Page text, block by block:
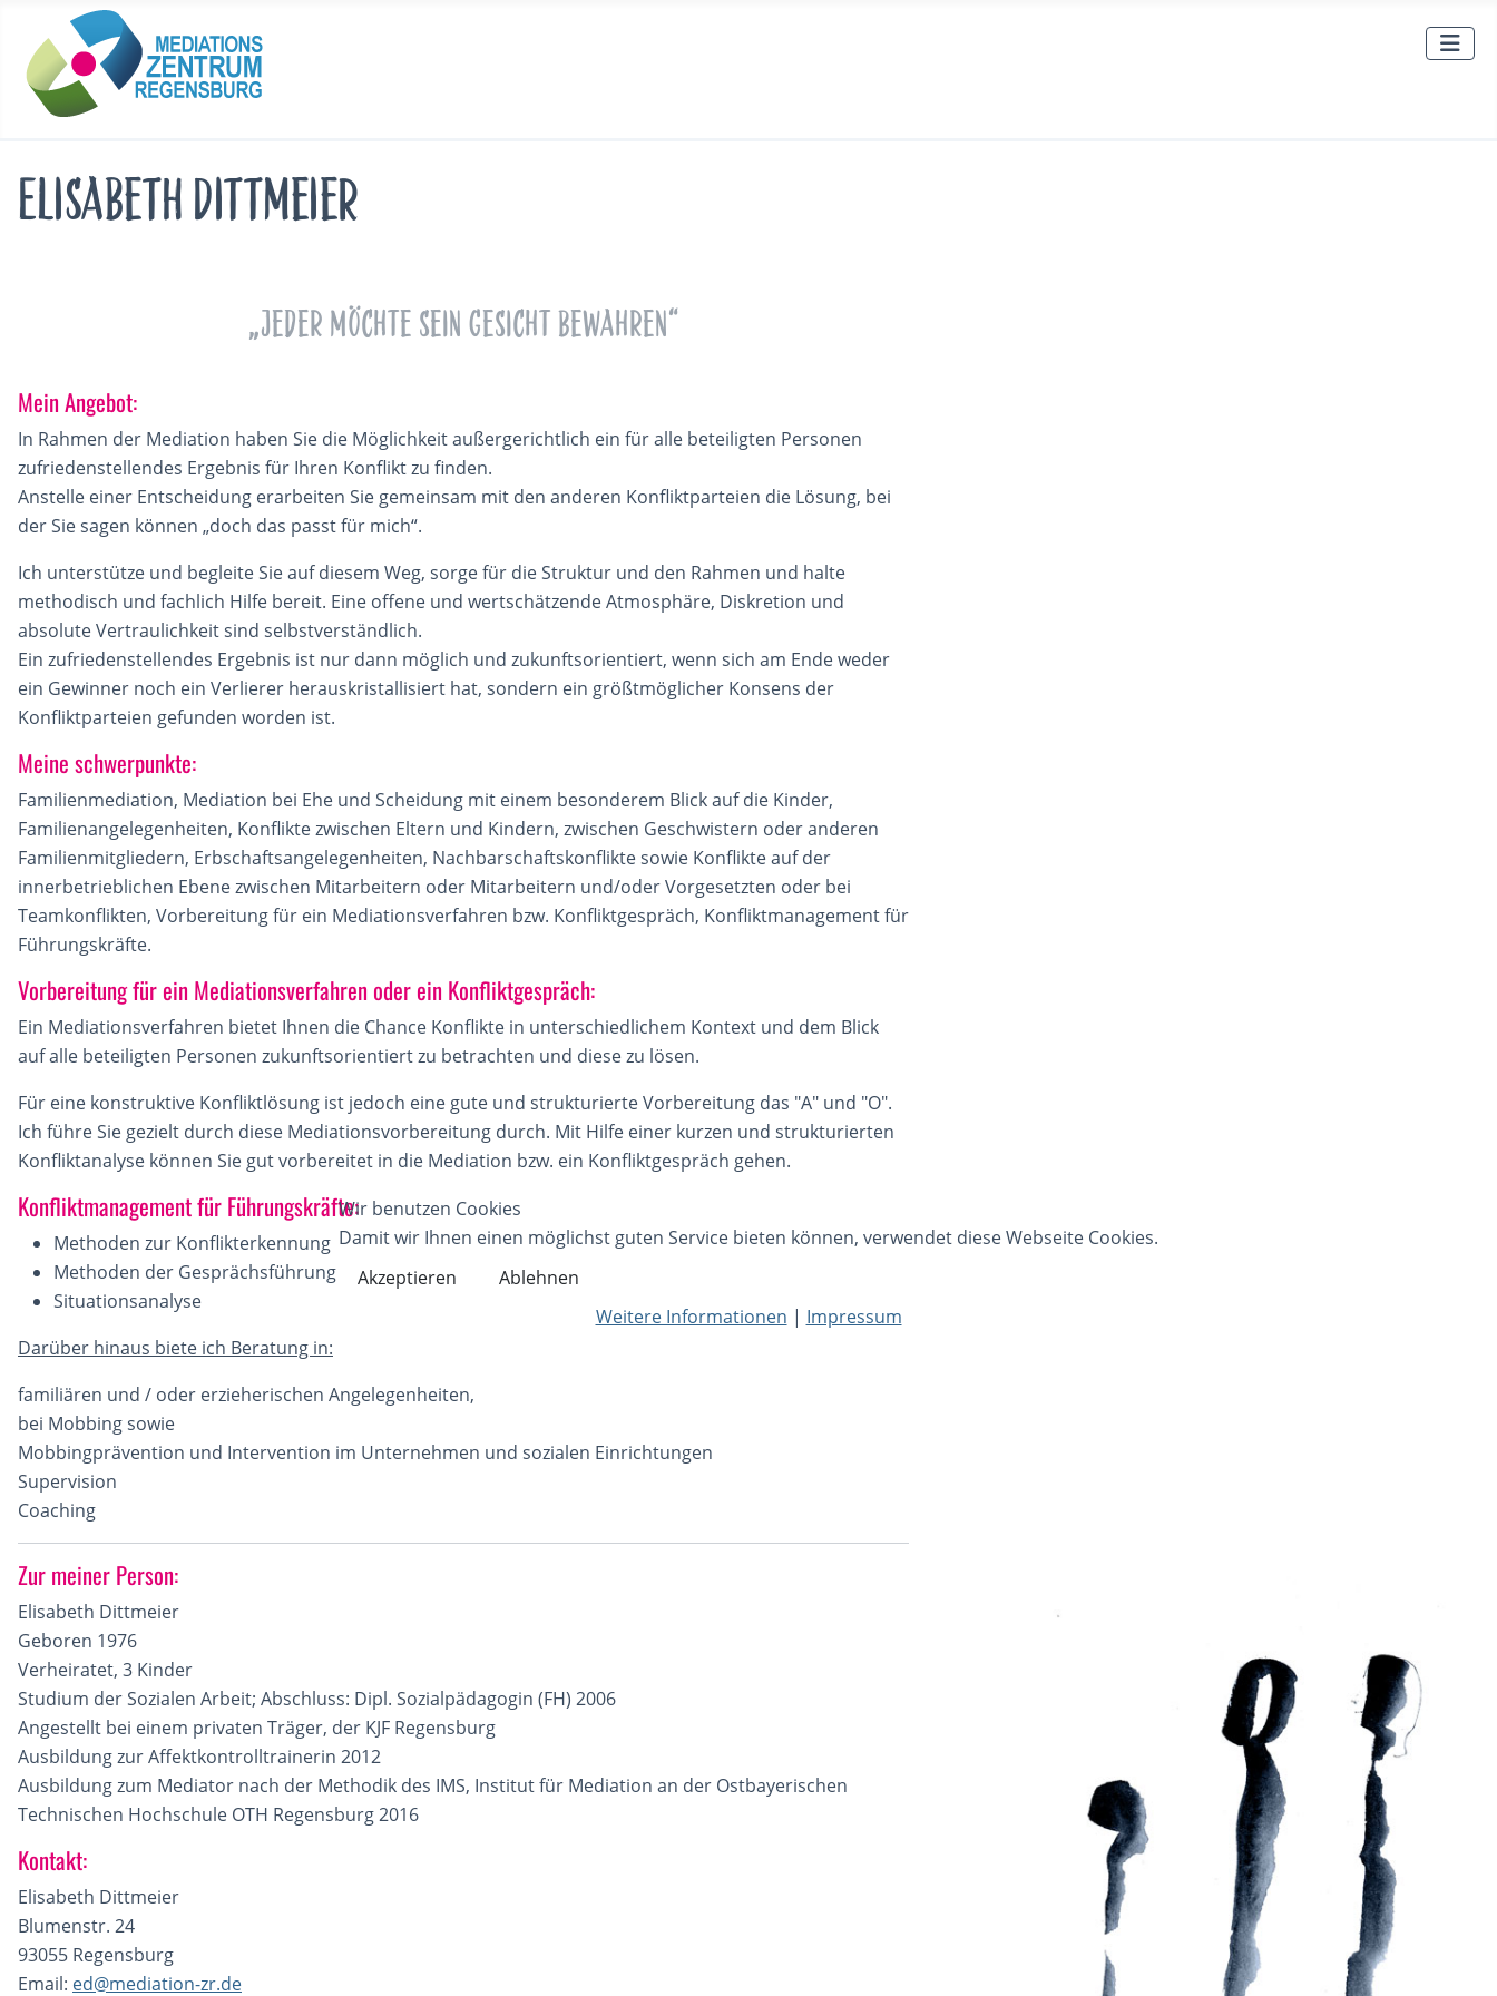
Elisabeth Dittmeier
„Jeder möchte sein Gesicht bewahren“
Mein Angebot:
In Rahmen der Mediation haben Sie die Möglichkeit außergerichtlich ein für alle beteiligten Personen
zufriedenstellendes Ergebnis für Ihren Konflikt zu finden.
Anstelle einer Entscheidung erarbeiten Sie gemeinsam mit den anderen Konfliktparteien die Lösung, bei
der Sie sagen können „doch das passt für mich“.
Ich unterstütze und begleite Sie auf diesem Weg, sorge für die Struktur und den Rahmen und halte
methodisch und fachlich Hilfe bereit. Eine offene und wertschätzende Atmosphäre, Diskretion und
absolute Vertraulichkeit sind selbstverständlich.
Ein zufriedenstellendes Ergebnis ist nur dann möglich und zukunftsorientiert, wenn sich am Ende weder
ein Gewinner noch ein Verlierer herauskristallisiert hat, sondern ein größtmöglicher Konsens der
Konfliktparteien gefunden worden ist.
Meine schwerpunkte:
Familienmediation, Mediation bei Ehe und Scheidung mit einem besonderem Blick auf die Kinder,
Familienangelegenheiten, Konflikte zwischen Eltern und Kindern, zwischen Geschwistern oder anderen
Familienmitgliedern, Erbschaftsangelegenheiten, Nachbarschaftskonflikte sowie Konflikte auf der
innerbetrieblichen Ebene zwischen Mitarbeitern oder Mitarbeitern und/oder Vorgesetzten oder bei
Teamkonflikten, Vorbereitung für ein Mediationsverfahren bzw. Konfliktgespräch, Konfliktmanagement für
Führungskräfte.
Vorbereitung für ein Mediationsverfahren oder ein Konfliktgespräch:
Ein Mediationsverfahren bietet Ihnen die Chance Konflikte in unterschiedlichem Kontext und dem Blick
auf alle beteiligten Personen zukunftsorientiert zu betrachten und diese zu lösen.
Für eine konstruktive Konfliktlösung ist jedoch eine gute und strukturierte Vorbereitung das "A" und "O".
Ich führe Sie gezielt durch diese Mediationsvorbereitung durch. Mit Hilfe einer kurzen und strukturierten
Konfliktanalyse können Sie gut vorbereitet in die Mediation bzw. ein Konfliktgespräch gehen.
Konfliktmanagement für Führungskräfte:
Methoden zur Konflikterkennung
Methoden der Gesprächsführung
Situationsanalyse
Darüber hinaus biete ich Beratung in:
familiären und / oder erzieherischen Angelegenheiten,
bei Mobbing sowie
Mobbingprävention und Intervention im Unternehmen und sozialen Einrichtungen
Supervision
Coaching
Zur meiner Person:
Elisabeth Dittmeier
Geboren 1976
Verheiratet, 3 Kinder
Studium der Sozialen Arbeit; Abschluss: Dipl. Sozialpädagogin (FH) 2006
Angestellt bei einem privaten Träger, der KJF Regensburg
Ausbildung zur Affektkontrolltrainerin 2012
Ausbildung zum Mediator nach der Methodik des IMS, Institut für Mediation an der Ostbayerischen
Technischen Hochschule OTH Regensburg 2016
Kontakt:
Elisabeth Dittmeier
Blumenstr. 24
93055 Regensburg
Email: ed@mediation-zr.de
Wir benutzen Cookies
Damit wir Ihnen einen möglichst guten Service bieten können, verwendet diese Webseite Cookies.
Akzeptieren
Ablehnen
Weitere Informationen | Impressum